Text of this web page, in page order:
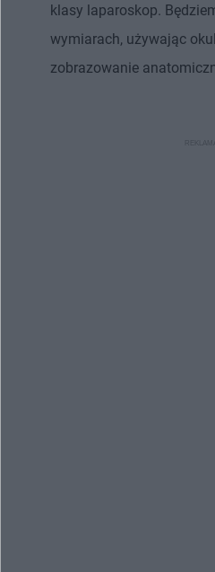
klasy laparoskop.
wymiarach, używając
zobrazowanie